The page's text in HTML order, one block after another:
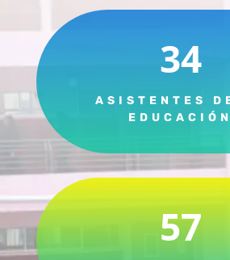
34
ASISTENTES
EDUCACIÓN
57